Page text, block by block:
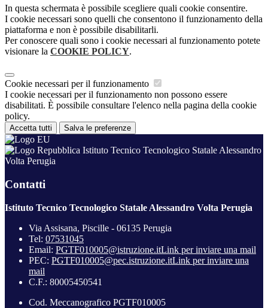
In questa schermata è possibile scegliere quali cookie consentire.
I cookie necessari sono quelli che consentono il funzionamento della
piattaforma e non è possibile disabilitarli.
Per conoscere quali sono i cookie necessari al funzionamento potete
visionare la COOKIE POLICY.
Cookie necessari per il funzionamento
I cookie necessari per il funzionamento non possono essere
disabilitati. È possibile consultare l'elenco nella pagina della cookie
policy.
Accetta tutti Salva le preferenze
Istituto Tecnico Tecnologico Statale Alessandro
Volta Perugia
Contatti
Istituto Tecnico Tecnologico Statale Alessandro Volta Perugia
Via Assisana, Piscille - 06135 Perugia
Tel: 07531045
Email: PGTF010005@istruzione.itLink per inviare una mail
PEC: PGTF010005@pec.istruzione.itLink per inviare una
mail
C.F.: 80005450541
Cod. Meccanografico PGTF010005